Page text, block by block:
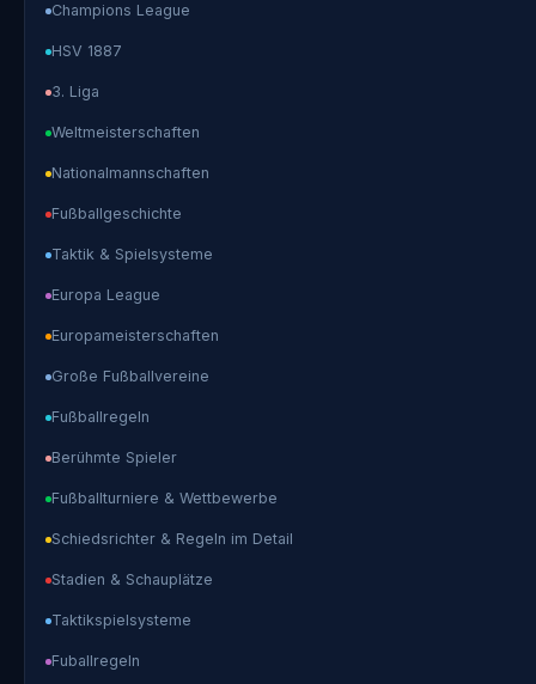
Champions League
HSV 1887
3. Liga
Weltmeisterschaften
Nationalmannschaften
Fußballgeschichte
Taktik & Spielsysteme
Europa League
Europameisterschaften
Große Fußballvereine
Fußballregeln
Berühmte Spieler
Fußballturniere & Wettbewerbe
Schiedsrichter & Regeln im Detail
Stadien & Schauplätze
Taktikspielsysteme
Fuballregeln